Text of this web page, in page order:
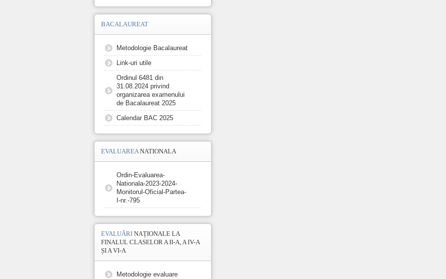
BACALAUREAT
Metodologie Bacalaureat
Link-uri utile
Ordinul 6481 din
31.08.2024 privind
organizarea examenului
de Bacalaureat 2025
Calendar BAC 2025
EVALUAREANATIONALA
Ordin-Evaluarea-
Nationala-2023-2024-
Monitorul-Oficial-Partea-
I-nr.-795
EVALUĂRI NAȚIONALE LA
FINALUL CLASELOR A II-A, A IV-A
ȘI A VI-A
Metodologie evaluare